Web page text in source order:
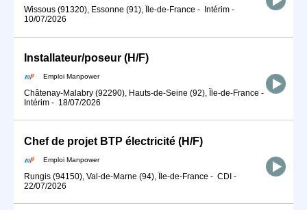
Wissous (91320), Essonne (91), Île-de-France - Intérim -
10/07/2026
Installateur/poseur (H/F)
Emploi Manpower
Châtenay-Malabry (92290), Hauts-de-Seine (92), Île-de-France -
Intérim - 18/07/2026
Chef de projet BTP électricité (H/F)
Emploi Manpower
Rungis (94150), Val-de-Marne (94), Île-de-France - CDI -
22/07/2026